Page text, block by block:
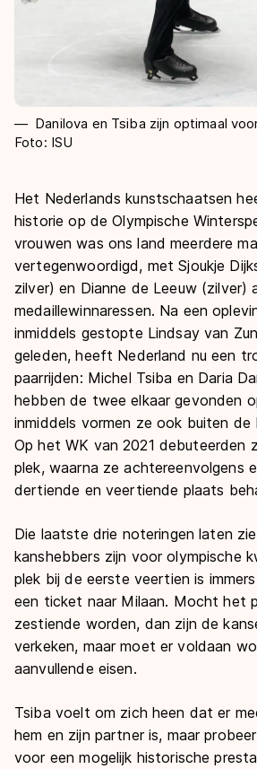
Danilova en Tsiba zijn optimaal
Foto: ISU
Het Nederlands kunstschaatsen
historie op de Olympische
vrouwen was ons land meerdere
vertegenwoordigd, met Sjoukje
zilver) en Dianne de Leeuw (zilver)
medaillewinnaressen. Na een
inmiddels gestopte Lindsay van
geleden, heeft Nederland nu een
paarrijden: Michel Tsiba en Daria
hebben de twee elkaar gevonden
inmiddels vormen ze ook buiten de
Op het WK van 2021 debuteerden
plek, waarna ze achtereenvolgens
dertiende en veertiende plaats
Die laatste drie noteringen laten
kanshebbers zijn voor olympische
plek bij de eerste veertien is
een ticket naar Milaan. Mocht het
zestiende worden, dan zijn de
verkeken, maar moet er voldaan
aanvullende eisen.
Tsiba voelt om zich heen dat er
hem en zijn partner is, maar
voor een mogelijk historische